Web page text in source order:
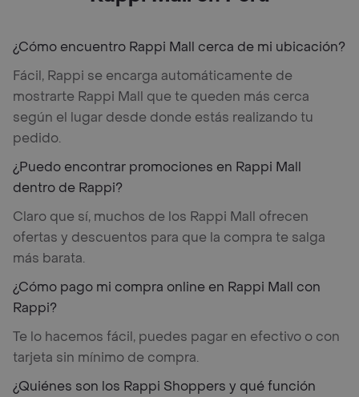
¿Cómo encuentro Rappi Mall cerca de mi ubicación?
Fácil, Rappi se encarga automáticamente de
mostrarte Rappi Mall que te queden más cerca
según el lugar desde donde estás realizando tu
pedido.
¿Puedo encontrar promociones en Rappi Mall
dentro de Rappi?
Claro que sí, muchos de los Rappi Mall ofrecen
ofertas y descuentos para que la compra te salga
más barata.
¿Cómo pago mi compra online en Rappi Mall con
Rappi?
Te lo hacemos fácil, puedes pagar en efectivo o con
tarjeta sin mínimo de compra.
¿Quiénes son los Rappi Shoppers y qué función